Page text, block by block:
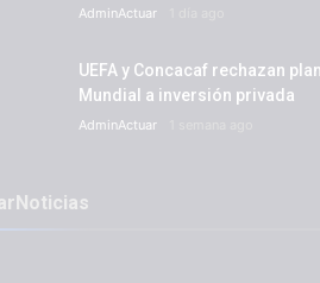
AdminActuar
UEFA y Concacaf rechazan
Mundial a inversión privada
AdminActuar